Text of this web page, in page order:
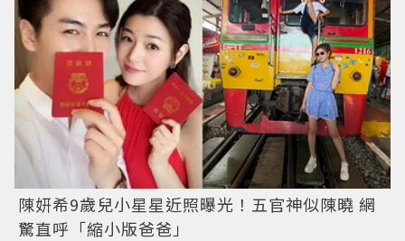
陳妍希9歲兒小星星近照曝光！五官神似陳曉 網
驚直呼「縮小版爸爸」